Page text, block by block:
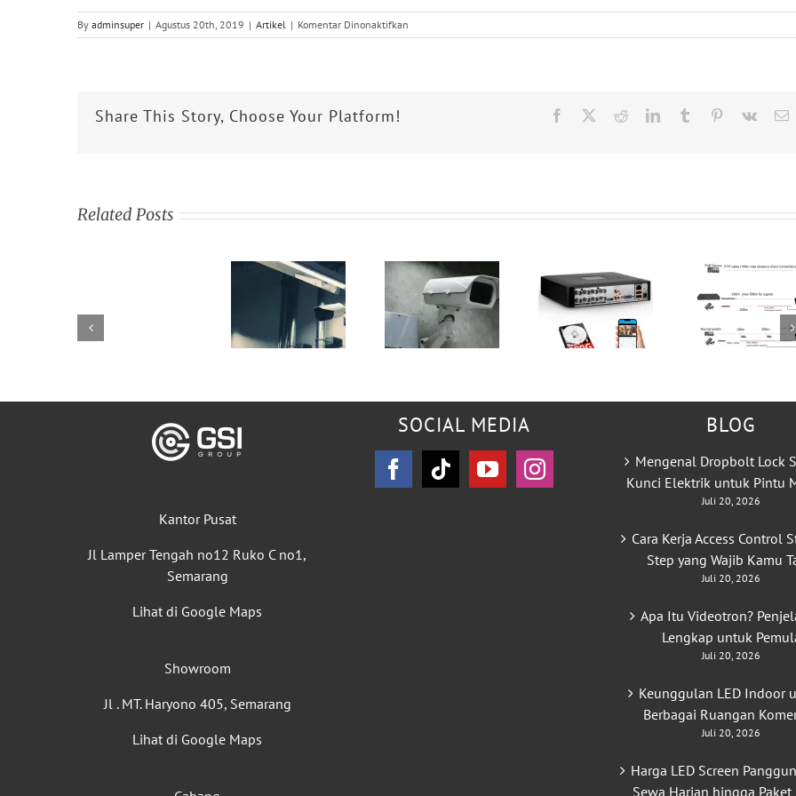
By adminsuper | Agustus 20th, 2019 | Artikel | Komentar Dinonaktifkan
TOWNLAND
Share This Story, Choose Your Platform! Facebook RedditLinkedInTumblr Pinterest
Vk
Related Posts
Kantor Pusat
Jl Lamper Tengah no12 Ruko C no1,
Semarang
Lihat di Google Maps
Showroom
Jl . MT. Haryono 405, Semarang
Lihat di Google Maps
SOCIAL MEDIA BLOG
Mengenal Dropbolt Lock
Kunci Elektrik untuk Pintu
Juli 20, 2026
Cara Kerja Access Control
Step yang Wajib Kamu
Juli 20, 2026
Apa Itu Videotron?
Lengkap untuk
Juli 20, 2026
Keunggulan LED Indoor
Berbagai Ruangan
Juli 20, 2026
Harga LED Screen
Sewa Harian hingga Paket